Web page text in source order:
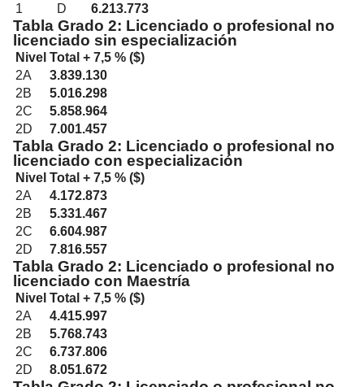
1
D 6.213.773
Tabla Grado 2: Licenciado o profesional no
licenciado sin especialización
Nivel Total + 7,5 % ($)
2A
3.839.130
2B
5.016.298
2C
5.858.964
2D
7.001.457
Tabla Grado 2: Licenciado o profesional no
licenciado con especialización
Nivel Total + 7,5 % ($)
2A
4.172.873
2B
5.331.467
2C
6.604.987
2D
7.816.557
Tabla Grado 2: Licenciado o profesional no
licenciado con Maestría
Nivel Total + 7,5 % ($)
2A
4.415.997
2B
5.768.743
2C
6.737.806
2D
8.051.672